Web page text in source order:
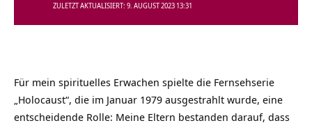
ZULETZT AKTUALISIERT: 9. AUGUST 2023 13:31
Für mein spirituelles Erwachen spielte die Fernsehserie
„Holocaust“, die im Januar 1979 ausgestrahlt wurde, eine
entscheidende Rolle: Meine Eltern bestanden darauf, dass